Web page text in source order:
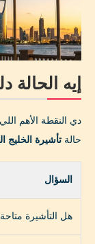
Arrival؟
1. سافر بالفيزا الفردية لو ضروري
2. اعمل Stopover ذكي
تأشيرة
إيه الحالة
دي النقطة الأهم
حالة تأشيرة الخليج
السؤال
هل التأشيرة متاحة